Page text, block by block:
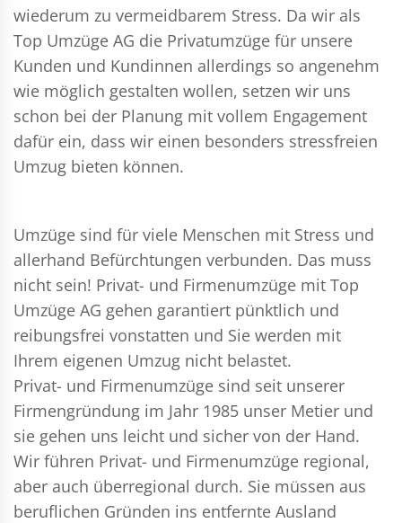
wiederum zu vermeidbarem Stress. Da wir als
Top Umzüge AG die Privatumzüge für unsere
Kunden und Kundinnen allerdings so angenehm
wie möglich gestalten wollen, setzen wir uns
schon bei der Planung mit vollem Engagement
dafür ein, dass wir einen besonders stressfreien
Umzug bieten können.
Umzüge sind für viele Menschen mit Stress und
allerhand Befürchtungen verbunden. Das muss
nicht sein! Privat- und Firmenumzüge mit Top
Umzüge AG gehen garantiert pünktlich und
reibungsfrei vonstatten und Sie werden mit
Ihrem eigenen Umzug nicht belastet.
Privat- und Firmenumzüge sind seit unserer
Firmengründung im Jahr 1985 unser Metier und
sie gehen uns leicht und sicher von der Hand.
Wir führen Privat- und Firmenumzüge regional,
aber auch überregional durch. Sie müssen aus
beruflichen Gründen ins entfernte Ausland